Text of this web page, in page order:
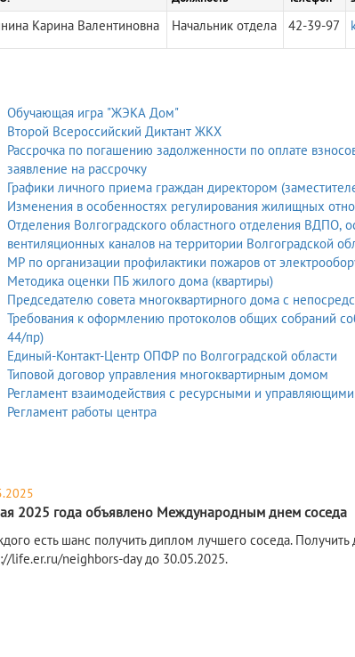
Карина Валентиновна Начальник отдела 42-39-97
Обучающая игра "ЖЭКА Дом"
Второй Всероссийский Диктант ЖКХ
Рассрочка по погашению задолженности по оплате
заявление на рассрочку
Графики личного приема граждан директором
Изменения в особенностях регулирования жилищных
Отделения Волгоградского областного отделения
вентиляционных каналов на территории Волгоградской
МР по организации профилактики пожаров от
Методика оценки ПБ жилого дома (квартиры)
Председателю совета многоквартирного дома с
Требования к оформлению протоколов общих собраний
44/пр)
Единый-Контакт-Центр ОПФР по Волгоградской области
Типовой договор управления многоквартирным домом
Регламент взаимодействия с ресурсными и
Регламент работы центра
2025 года объявлено Международным днем соседа
есть шанс получить диплом лучшего соседа.
life.er.ru/neighbors-day до 30.05.2025.